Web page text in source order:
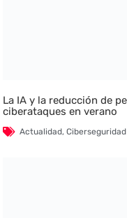
La IA y la reducción de
ciberataques en verano
Actualidad,Ciberseguridad